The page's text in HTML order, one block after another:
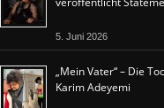
5. Juni 2026
„Mein Vater“ – Die
Karim Adeyemi